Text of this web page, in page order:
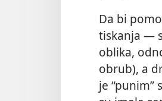
Da bi
tiskanja —
oblika,
obrub), a
je “punim”